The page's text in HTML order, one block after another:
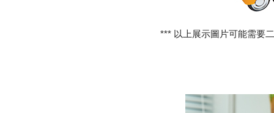
*** 以上展示圖片可能需要